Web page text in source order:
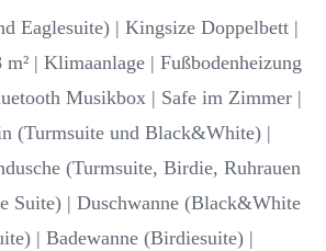
Eaglesuite) | Kingsize Doppelbett |
| Klimaanlage | Fußbodenheizung
Musikbox | Safe im Zimmer |
(Turmsuite und Black&White) |
(Turmsuite, Birdie, Ruhrauen
Suite) | Duschwanne (Black&White
| Badewanne (Birdiesuite) |